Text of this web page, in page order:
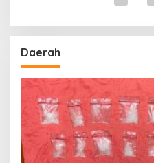
Daerah